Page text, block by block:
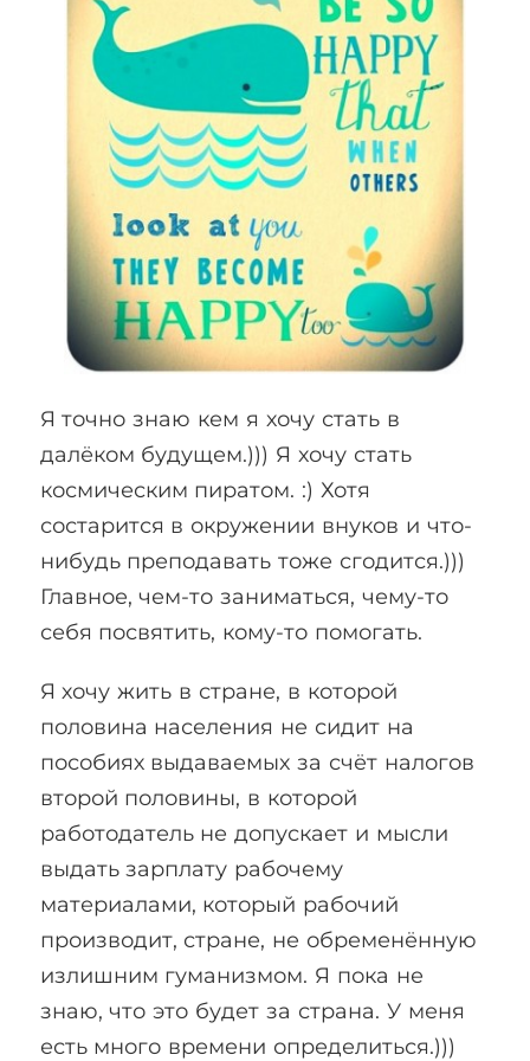
Я точно знаю кем я хочу стать в
далёком будущем.))) Я хочу стать
космическим пиратом. :) Хотя
состарится в окружении внуков и что-
нибудь преподавать тоже сгодится.)))
Главное, чем-то заниматься, чему-то
себя посвятить, кому-то помогать.
Я хочу жить в стране, в которой
половина населения не сидит на
пособиях выдаваемых за счёт налогов
второй половины, в которой
работодатель не допускает и мысли
выдать зарплату рабочему
материалами, который рабочий
производит, стране, не обременённую
излишним гуманизмом. Я пока не
знаю, что это будет за страна. У меня
есть много времени определиться.)))